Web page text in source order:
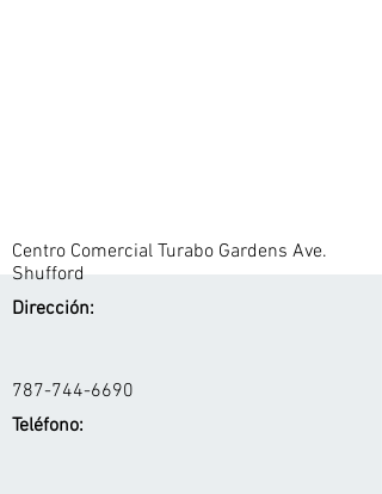
Centro Comercial Turabo Gardens Ave.
Shufford
Dirección:
787-744-6690
Teléfono: